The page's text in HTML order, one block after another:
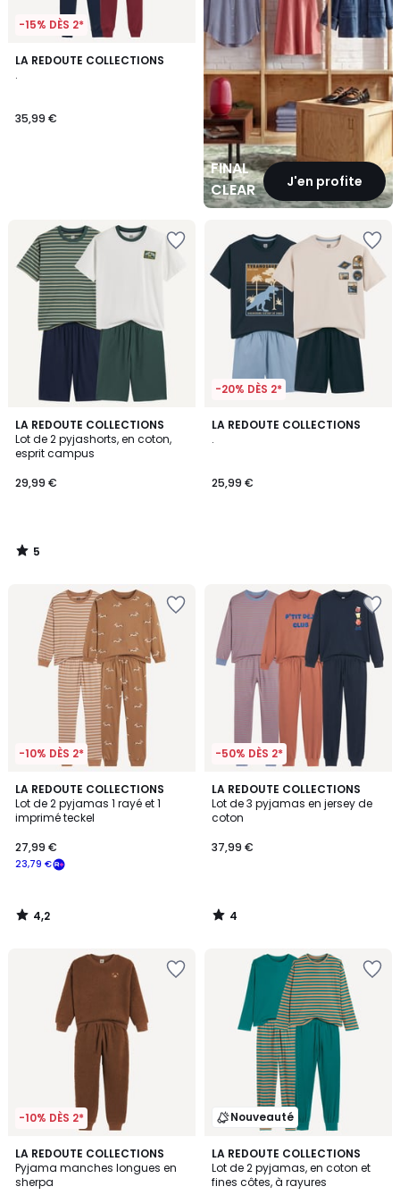
-15% DÈS 2*
LA REDOUTE COLLECTIONS
.
35,99 €
FINAL
CLEARANCEJ'en profite
LA REDOUTE COLLECTIONS
Lot de 2 pyjashorts, en coton,
esprit campus
29,99 €
5
/
5
5
/
-20% DÈS 2*
LA REDOUTE COLLECTIONS
.
25,99 €
-10% DÈS 2*
LA REDOUTE COLLECTIONS
Lot de 2 pyjamas 1 rayé et 1
imprimé teckel
23,79 €
27,99 €
4,2
/ 5
4,2
/
-50% DÈS 2*
LA REDOUTE COLLECTIONS
Lot de 3 pyjamas en jersey de
coton
37,99 €
4
/
5
4
/
-10% DÈS 2*
LA REDOUTE COLLECTIONS
Pyjama manches longues en
sherpa
2
Couleurs
Nouveauté
LA REDOUTE COLLECTIONS
Lot de 2 pyjamas, en coton et
fines côtes, à rayures